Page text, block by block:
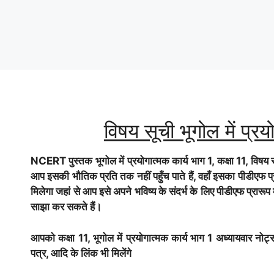
विषय सूची भूगोल में
NCERT पुस्तक भूगोल में प्रयोगात्मक कार्य भाग 1, कक्षा 11,
आप इसकी भौतिक प्रति तक नहीं पहुँच पाते हैं, वहाँ इसका
मिलेगा जहां से आप इसे अपने भविष्य के संदर्भ के लिए पीडीएफ
साझा कर सकते हैं।
आपको कक्षा 11, भूगोल में प्रयोगात्मक कार्य भाग 1 अध्यायवार
पत्र, आदि के लिंक भी मिलेंगे